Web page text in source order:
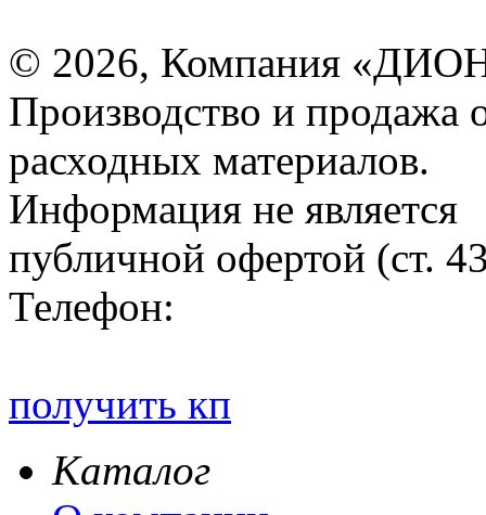
© 2026, Компания
Производство и продажа
расходных материалов.
Информация не является
публичной офертой (ст.
Телефон:
получить кп
Каталог